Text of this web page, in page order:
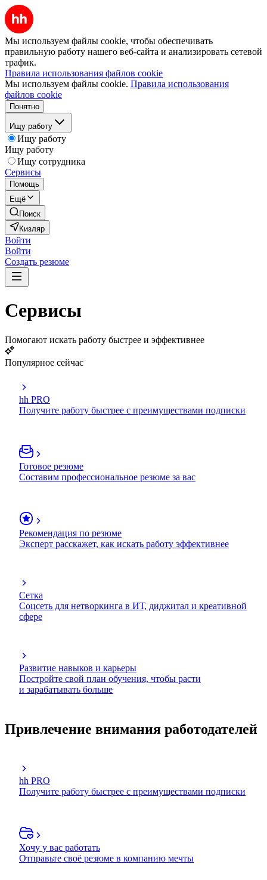
Мы используем файлы cookie, чтобы обеспечивать
правильную работу нашего веб-сайта и анализировать сетевой
трафик.
Правила использования файлов cookie
Мы используем файлы cookie. Правила использования
файлов cookie
Понятно
Ищу работу
Ищу работу
Ищу работу
Ищу сотрудника
Сервисы
Помощь
Ещё
Поиск
Кизляр
Войти
Войти
Создать резюме
Сервисы
Помогают искать работу быстрее и эффективнее
Популярное сейчас
hh PRO
Получите работу быстрее с преимуществами подписки
Готовое резюме
Составим профессиональное резюме за вас
Рекомендация по резюме
Эксперт расскажет, как искать работу эффективнее
Сетка
Соцсеть для нетворкинга в ИТ, диджитал и креативной
сфере
Развитие навыков и карьеры
Постройте свой план обучения, чтобы расти
и зарабатывать больше
Привлечение внимания работодателей
hh PRO
Получите работу быстрее с преимуществами подписки
Хочу у вас работать
Отправьте своё резюме в компанию мечты